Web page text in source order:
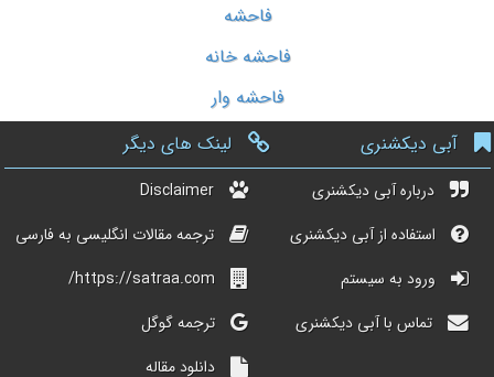
فاحشه
فاحشه خانه
فاحشه وار
آبی دیکشنری
درباره آبی دیکشنری
استفاده از آبی دیکشنری
ورود به سیستم
تماس با آبی دیکشنری
لینک های دیگر
Disclaimer
ترجمه مقالات انگلیسی به فارسی
https://satraa.com/
ترجمه گوگل
دانلود مقاله